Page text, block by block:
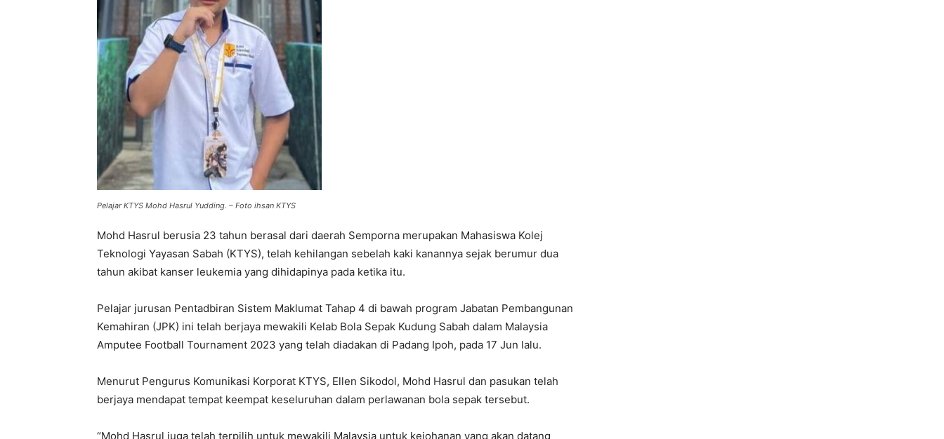
Pelajar KTYS Mohd Hasrul Yudding. – Foto ihsan KTYS
Mohd Hasrul berusia 23 tahun berasal dari daerah Semporna merupakan Mahasiswa Kolej
Teknologi Yayasan Sabah (KTYS), telah kehilangan sebelah kaki kanannya sejak berumur dua
tahun akibat kanser leukemia yang dihidapinya pada ketika itu.
Pelajar jurusan Pentadbiran Sistem Maklumat Tahap 4 di bawah program Jabatan Pembangunan
Kemahiran (JPK) ini telah berjaya mewakili Kelab Bola Sepak Kudung Sabah dalam Malaysia
Amputee Football Tournament 2023 yang telah diadakan di Padang Ipoh, pada 17 Jun lalu.
Menurut Pengurus Komunikasi Korporat KTYS, Ellen Sikodol, Mohd Hasrul dan pasukan telah
berjaya mendapat tempat keempat keseluruhan dalam perlawanan bola sepak tersebut.
“Mohd Hasrul juga telah terpilih untuk mewakili Malaysia untuk kejohanan yang akan datang